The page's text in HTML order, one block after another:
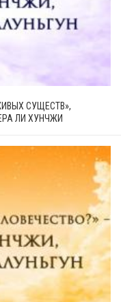
СУЩЕСТВ»,
ЛИ ХУНЧЖИ